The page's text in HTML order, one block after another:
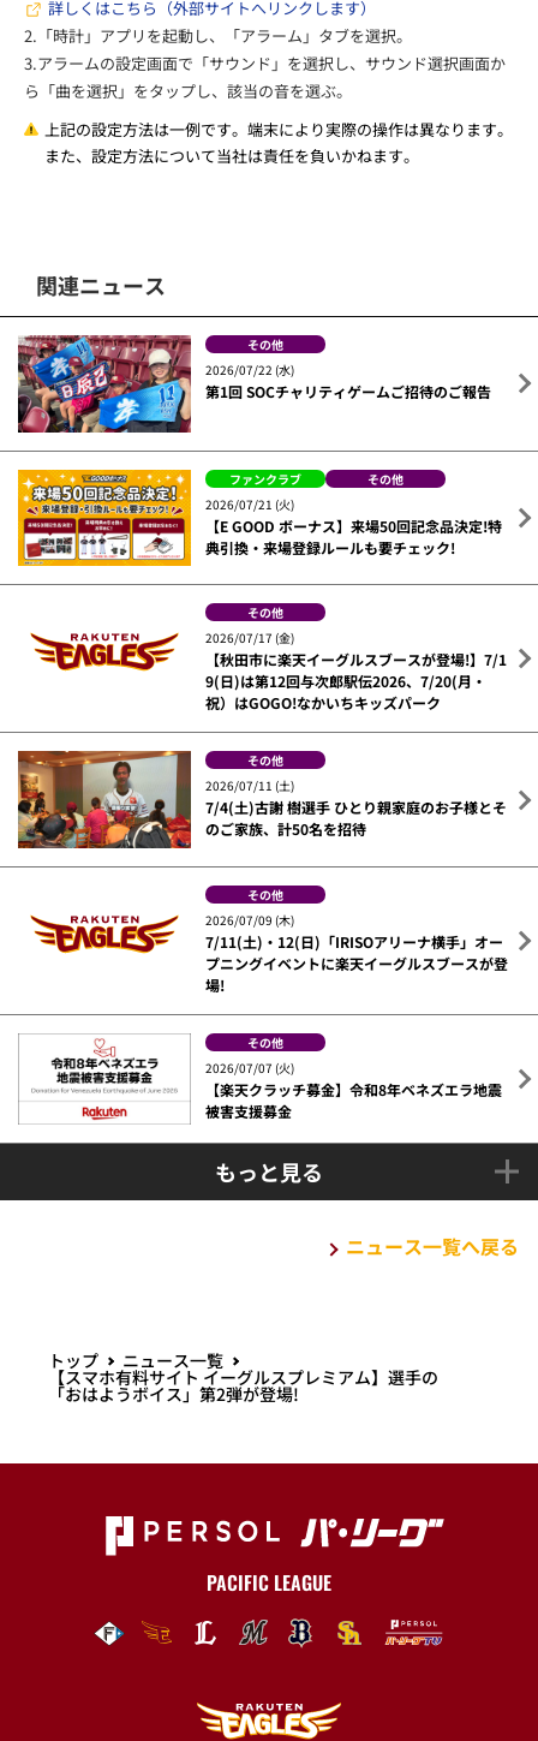
詳しくはこちら（外部サイトへリンクします）
2.「時計」アプリを起動し、「アラーム」タブを選択。
3.アラームの設定画面で「サウンド」を選択し、サウンド選択画面か
ら「曲を選択」をタップし、該当の音を選ぶ。
上記の設定方法は一例です。端末により実際の操作は異なります。
また、設定方法について当社は責任を負いかねます。
関連ニュース
その他
2026/07/22 (水)
第1回 SOCチャリティゲームご招待のご報告
ファンクラブ
その他
2026/07/21 (火)
【E GOOD ボーナス】来場50回記念品決定!特
典引換・来場登録ルールも要チェック!
その他
2026/07/17 (金)
【秋田市に楽天イーグルスブースが登場!】7/1
9(日)は第12回与次郎駅伝2026、7/20(月・
祝）はGOGO!なかいちキッズパーク
その他
2026/07/11 (土)
7/4(土)古謝 樹選手 ひとり親家庭のお子様とそ
のご家族、計50名を招待
その他
2026/07/09 (木)
7/11(土)・12(日)「IRISOアリーナ横手」オー
プニングイベントに楽天イーグルスブースが登
場!
その他
2026/07/07 (火)
【楽天クラッチ募金】令和8年ベネズエラ地震
被害支援募金
もっと見る
ニュース一覧へ戻る
トップ ニュース一覧
【スマホ有料サイト イーグルスプレミアム】選手の
「おはようボイス」第2弾が登場!
PACIFIC LEAGUE